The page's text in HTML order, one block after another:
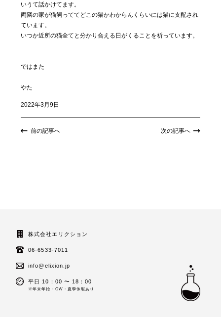
いうて話かけてます。
両隣の家が猫飼っててどこの猫かわからんくらいには猫に支配され
ています。
いつか近所の猫全てと分かり合える日がくることを祈っています。
ではまた
やた
2022年3月9日
前の記事へ 次の記事へ
株式会社エリクション
06-6533-7011
info@elixion.jp
平日 10：00 〜 18：00
※年末年始・GW・夏季休暇あり